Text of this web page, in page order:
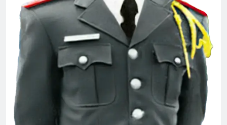
ĐỒI CỎ HOA VÀNG
3 Years Ago
Quang Lập – Nhạc lính 4
Vẫy tay ngậm ngùiHoài Niệm Một Thời